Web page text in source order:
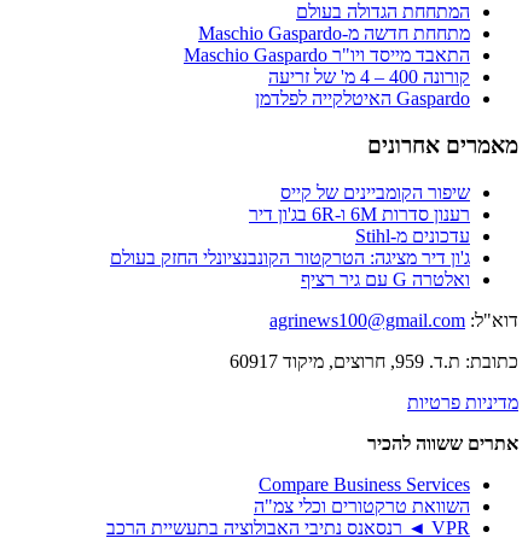
המתחחת הגדולה בעולם
מתחחת חדשה מ-Maschio Gaspardo
התאבד מייסד ויו"ר Maschio Gaspardo
קורונה 400 – 4 מ' של זריעה
Gaspardo האיטלקייה לפלדמן
מאמרים אחרונים
שיפור הקומביינים של קייס
רענון סדרות 6M ו-6R בג'ון דיר
עדכונים מ-Stihl
ג'ון דיר מציגה: הטרקטור הקונבנציונלי החזק בעולם
ואלטרה G עם גיר רציף
דוא"ל: agrinews100@gmail.com
כתובת: ת.ד. 959, חרוצים, מיקוד 60917
מדיניות פרטיות
אתרים ששווה להכיר
Compare Business Services
השוואת טרקטורים וכלי צמ"ה
VPR ◄ רנסאנס נתיבי האבולוציה בתעשיית הרכב